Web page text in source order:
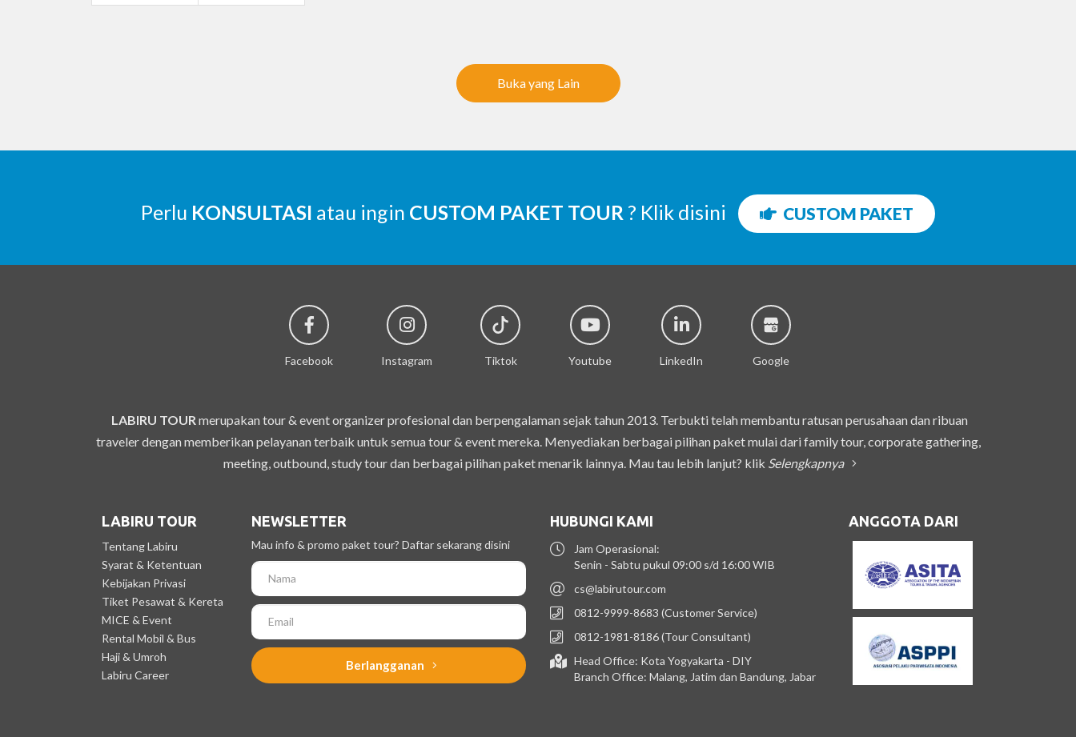
Buka yang Lain
Perlu KONSULTASI atau ingin CUSTOM PAKET TOUR ? Klik disini CUSTOM PAKET
Facebook Instagram Tiktok Youtube LinkedIn Google
LABIRU TOUR merupakan tour & event organizer profesional dan berpengalaman sejak tahun 2013. Terbukti telah membantu ratusan perusahaan dan ribuan
traveler dengan memberikan pelayanan terbaik untuk semua tour & event mereka. Menyediakan berbagai pilihan paket mulai dari family tour, corporate gathering,
meeting, outbound, study tour dan berbagai pilihan paket menarik lainnya. Mau tau lebih lanjut? klik Selengkapnya
LABIRU TOUR
Tentang Labiru
Syarat & Ketentuan
Kebijakan Privasi
Tiket Pesawat & Kereta
MICE & Event
Rental Mobil & Bus
Haji & Umroh
Labiru Career
NEWSLETTER
Mau info & promo paket tour? Daftar sekarang disini
Berlangganan
HUBUNGI KAMI
Jam Operasional:
Senin - Sabtu pukul 09:00 s/d 16:00 WIB
cs@labirutour.com
0812-9999-8683 (Customer Service)
0812-1981-8186 (Tour Consultant)
Head Office: Kota Yogyakarta - DIY
Branch Office: Malang, Jatim dan Bandung, Jabar
ANGGOTA DARI